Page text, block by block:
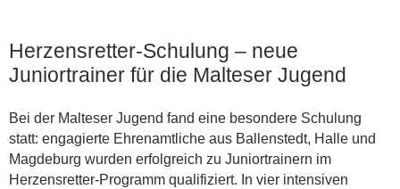
Herzensretter-Schulung – neue
Juniortrainer für die Malteser Jugend
Bei der Malteser Jugend fand eine besondere Schulung
statt: engagierte Ehrenamtliche aus Ballenstedt, Halle und
Magdeburg wurden erfolgreich zu Juniortrainern im
Herzensretter-Programm qualifiziert. In vier intensiven